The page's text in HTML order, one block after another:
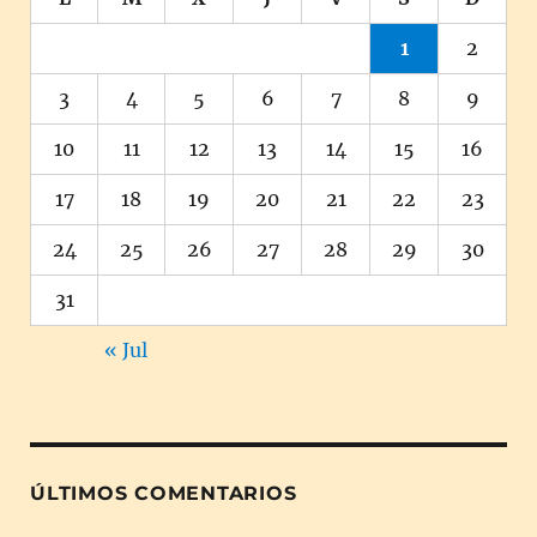
1 2
3 4 5 6 7 8 9
10 11 12 13 14 15 16
17 18 19 20 21 22 23
24 25 26 27 28 29 30
31
« Jul
ÚLTIMOS COMENTARIOS